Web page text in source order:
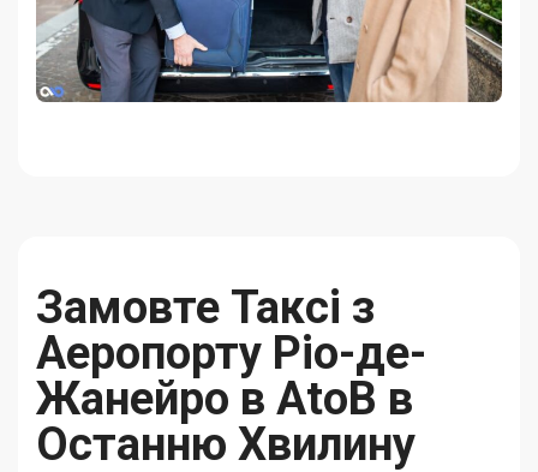
Замовте Таксі з
Аеропорту Ріо-де-
Жанейро в AtoB в
Останню Хвилину